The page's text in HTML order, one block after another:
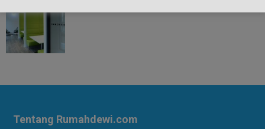
Tentang Rumahdewi.com